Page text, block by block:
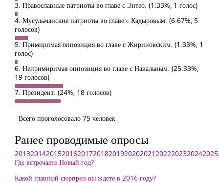
3. Православные патриоты во главе с Энтео. (1.33%, 1 голос)
4. Мусульманские патриоты во главе с Кадыровым. (6.67%, 5
голосов)
5. Примиримая оппозиция во главе с Жириновским. (1.33%, 1
голос)
6. Непримиримая оппозиция во главе с Навальным. (25.33%,
19 голосов)
7. Президент. (24%, 18 голосов)
Всего проголосовало 75 человек
Ранее проводимые опросы
2013201420152016201720182019202020212022202320242025
Где встречаете Новый год?
Какой главный сюрприз вы ждете в 2016 году?